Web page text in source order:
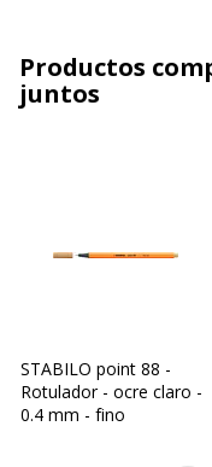
Productos
juntos
STABILO point 88 -
Rotulador - ocre claro -
0.4 mm - fino